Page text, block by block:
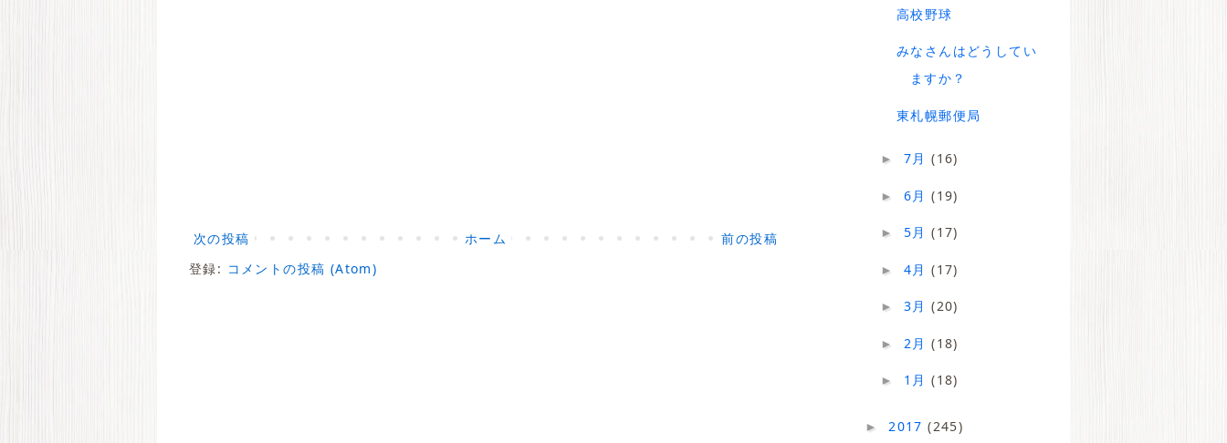
次の投稿 前の投稿
ホーム
登録: コメントの投稿 (Atom)
高校野球
みなさんはどうしてい
ますか？
東札幌郵便局
► 7月(16)
► 6月(19)
► 5月(17)
► 4月(17)
► 3月(20)
► 2月(18)
► 1月(18)
► 2017(245)